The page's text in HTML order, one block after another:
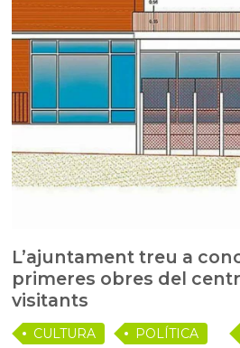
L’ajuntament treu a
primeres obres del
visitants
CULTURA POLÍTICA